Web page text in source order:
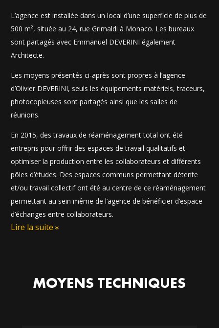
L’agence est installée dans un local d’une superficie de plus de
500 m², située au 24, rue Grimaldi à Monaco. Les bureaux
sont partagés avec Emmanuel DEVERINI également
Architecte.
Les moyens présentés ci-après sont propres à l’agence
d’Olivier DEVERINI, seuls les équipements matériels, traceurs,
photocopieuses sont partagés ainsi que les salles de
réunions.
En 2015, des travaux de réaménagement total ont été
entrepris pour offrir des espaces de travail qualitatifs et
optimiser la production entre les collaborateurs et différents
pôles d’études. Des espaces communs permettant détente
et/ou travail collectif ont été au centre de ce réaménagement
permettant au sein même de l’agence de bénéficier d’espace
d’échanges entre collaborateurs.
Lire la suite
MOYENS TECHNIQUES